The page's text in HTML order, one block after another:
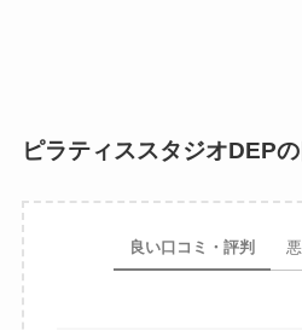
ピラティススタジオDEP
良い口コミ・評判